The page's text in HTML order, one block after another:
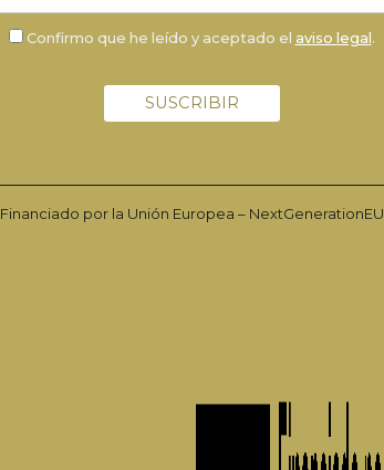
Confirmo que he leído y aceptado el aviso legal.
Financiado por la Unión Europea – NextGenerationEU